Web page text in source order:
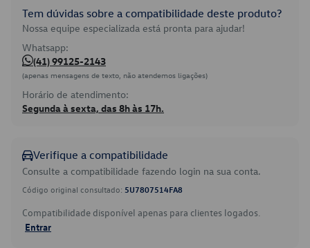
Tem dúvidas sobre a compatibilidade deste produto?
Nossa equipe especializada está pronta para ajudar!
Whatsapp:
(41) 99125-2143
(apenas mensagens de texto, não atendemos ligações)
Horário de atendimento:
Segunda à sexta, das 8h às 17h.
Verifique a compatibilidade
Consulte a compatibilidade fazendo login na sua conta.
Código original consultado: 5U7807514FA8
Compatibilidade disponível apenas para clientes logados.
Entrar